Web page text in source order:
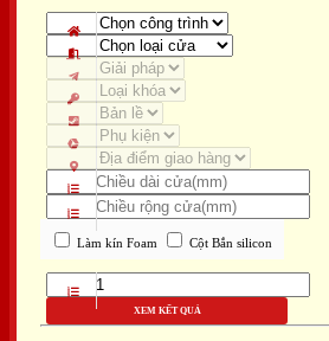
Làm kín Foam Cột Bắn silicon
XEM KẾT QUẢ